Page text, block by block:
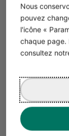
Nous
pouvez
l'icône «
chaque page.
consultez
guide